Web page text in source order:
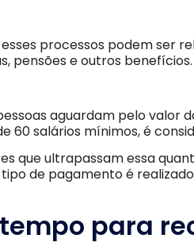
esses processos podem ser
pensões e outros benefícios.
aguardam pelo valor
60 salários mínimos, é
que ultrapassam essa
de pagamento é
para